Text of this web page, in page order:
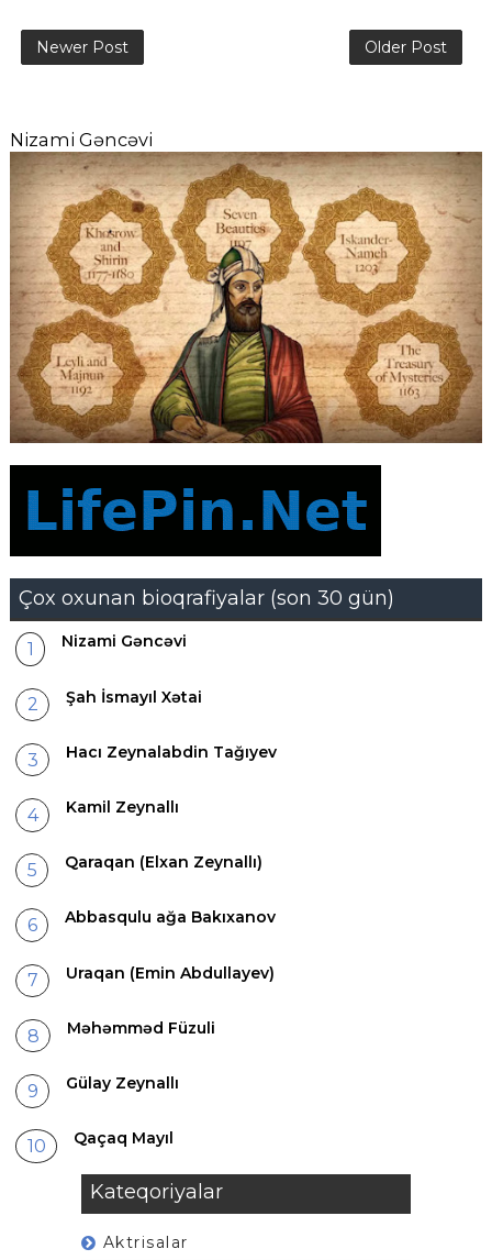
Newer Post Older Post
Nizami Gəncəvi
Çox oxunan bioqrafiyalar (son 30 gün)
Nizami Gəncəvi
Şah İsmayıl Xətai
Hacı Zeynalabdin Tağıyev
Kamil Zeynallı
Qaraqan (Elxan Zeynallı)
Abbasqulu ağa Bakıxanov
Uraqan (Emin Abdullayev)
Məhəmməd Füzuli
Gülay Zeynallı
Qaçaq Mayıl
Kateqoriyalar
Aktrisalar